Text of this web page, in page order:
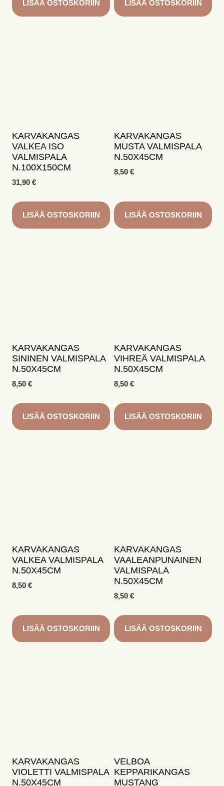
LISÄÄ OSTOSKORIIN LISÄÄ OSTOSKORIIN
KARVAKANGAS
VALKEA ISO
VALMISPALA
N.100X150CM
31,90 €
LISÄÄ OSTOSKORIIN
KARVAKANGAS
MUSTA VALMISPALA
N.50X45CM
8,50 €
LISÄÄ OSTOSKORIIN
KARVAKANGAS
SININEN VALMISPALA
N.50X45CM
8,50 €
LISÄÄ OSTOSKORIIN
KARVAKANGAS
VIHREÄ VALMISPALA
N.50X45CM
8,50 €
LISÄÄ OSTOSKORIIN
KARVAKANGAS
VALKEA VALMISPALA
N.50X45CM
8,50 €
LISÄÄ OSTOSKORIIN
KARVAKANGAS
VAALEANPUNAINEN
VALMISPALA
N.50X45CM
8,50 €
LISÄÄ OSTOSKORIIN
KARVAKANGAS
VIOLETTI VALMISPALA
N.50X45CM
VELBOA
KEPPARIKANGAS
MUSTANG